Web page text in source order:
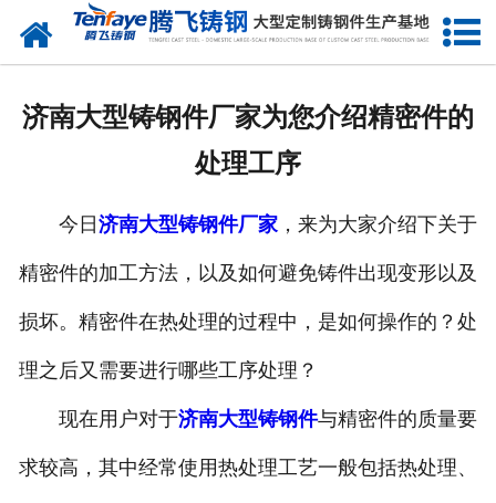
网站首页
生产能力
济南大型铸钢件厂家为您介绍精密件的
处理工序
今日 济南大型铸钢件厂家，来为大家介绍下关于
精密件的加工方法，以及如何避免铸件出现变形以及
损坏。精密件在热处理的过程中，是如何操作的？处
理之后又需要进行哪些工序处理？
现在用户对于济南大型铸钢件与精密件的质量要
求较高，其中经常使用热处理工艺一般包括热处理、